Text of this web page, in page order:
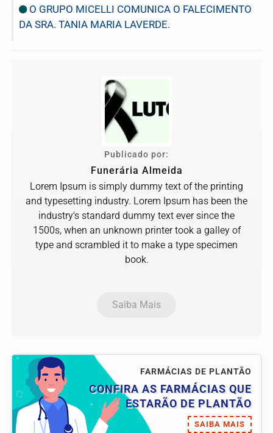
O GRUPO MICELLI COMUNICA O FALECIMENTO
DA SRA. TANIA MARIA LAVERDE.
Publicado por:
Funerária Almeida
Lorem Ipsum is simply dummy text of the printing
and typesetting industry. Lorem Ipsum has been the
industry's standard dummy text ever since the
1500s, when an unknown printer took a galley of
type and scrambled it to make a type specimen
book.
Saiba Mais
FARMÁCIAS DE PLANTÃO
CONFIRA AS FARMÁCIAS QUE
ESTARÃO DE PLANTÃO
SAIBA MAIS